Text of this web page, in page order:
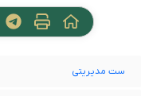
ست مدیریتی